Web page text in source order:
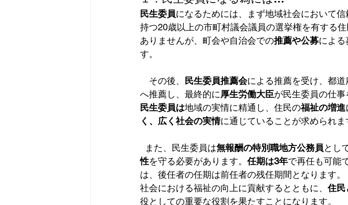
民生委員になるためには、まず地域社会において
持つ20歳以上の市町村議会議員の選挙権を有する
ありませんが、町会や自治会での推薦や公募による
す。
その後、 民生委員推薦会による推薦を受け、都
へ推薦し、最終的に厚生労働大臣が民生委員の仕
民生委員は地域の実情に精通し、住民の福祉の増進
く、広く社会の実情に通じていることが求められま
  また、民生委員は
無報酬の特別職地方公務員とし
性を守る必要があります。任期は3年で再任も可能
は、後任者の任期は前任者の残任期間となります。
社会における福祉の向上に貢献するとともに、住民
役としての重要な役割を果たすことになります。